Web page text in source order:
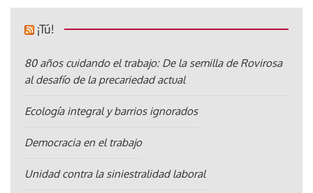
¡Tú!
80 años cuidando el trabajo: De la semilla de Rovirosa
al desafío de la precariedad actual
Ecología integral y barrios ignorados
Democracia en el trabajo
Unidad contra la siniestralidad laboral